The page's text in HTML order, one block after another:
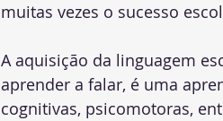
muitas vezes o sucesso
A aquisição da linguagem
aprender a falar, é uma
cognitivas, psicomotoras,